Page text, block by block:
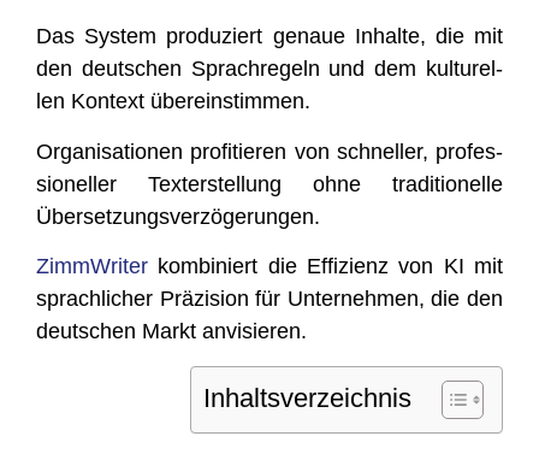
Das Sys­tem pro­du­ziert genaue Inhal­te, die mit
den deut­schen Sprach­re­geln und dem kul­tu­rel­
len Kon­text übereinstimmen.
Orga­ni­sa­tio­nen pro­fi­tie­ren von schnel­ler, pro­fes­
sio­nel­ler Tex­terstel­lung ohne tra­di­tio­nel­le
Übersetzungsverzögerungen.
Zimm­Wri­ter kom­bi­niert die Effi­zi­enz von KI mit
sprach­li­cher Prä­zi­si­on für Unter­neh­men, die den
deut­schen Markt anvisieren.
Inhalts­ver­zeich­nis